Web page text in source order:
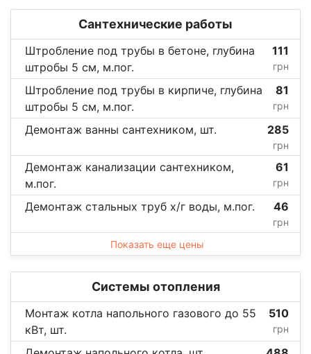
Сантехнические работы
Штробление под трубы в бетоне, глубина
штробы 5 см, м.пог.
111
грн
Штробление под трубы в кирпиче, глубина
штробы 5 см, м.пог.
81
грн
Демонтаж ванны сантехником, шт. 285
грн
Демонтаж канализации сантехником,
м.пог.
61
грн
Демонтаж стальных труб х/г воды, м.пог. 46
грн
Показать еще цены
Системы отопления
Монтаж котла напольного газового до 55
кВт, шт.
510
грн